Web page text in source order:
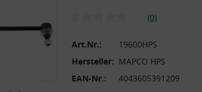
(0)
Art.Nr.:
19600HPS
Hersteller: MAPCO HPS
EAN-Nr.:
4043605391209